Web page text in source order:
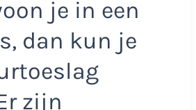
je in een
dan kun je
zijn